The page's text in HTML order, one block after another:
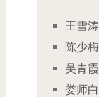
王雪
陈少
吴青
娄师